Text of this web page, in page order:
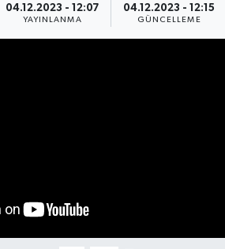
04.12.2023 - 12:07
YAYINLANMA
04.12.2023 - 12:15
GÜNCELLEME